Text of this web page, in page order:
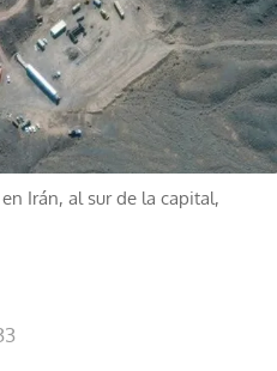
Irán, al sur de la capital,